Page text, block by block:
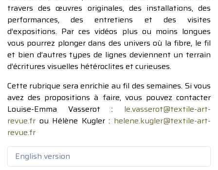
travers des œuvres originales, des installations, des
performances, des entretiens et des visites
d’expositions. Par ces vidéos plus ou moins longues
vous pourrez plonger dans des univers où la fibre, le fil
et bien d’autres types de lignes deviennent un terrain
d’écritures visuelles hétéroclites et curieuses.
Cette rubrique sera enrichie au fil des semaines. Si vous
avez des propositions à faire, vous pouvez contacter
Louise-Emma Vasserot : le.vasserot@textile-art-
revue.fr ou Hélène Kugler : helene.kugler@textile-art-
revue.fr
English version